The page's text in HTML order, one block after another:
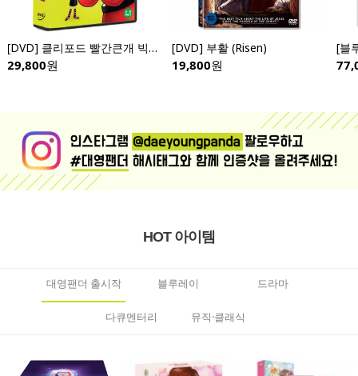
[DVD] 클리포드 빨간큰개 빅빅 전편 (10disc)- Clifford the Big Red Dog: Big Big
29,800원
[DVD] 부활 (Risen)
19,800원
HOT 아이템
대영팬더 출시작 블루레이 드라마
다큐멘터리 뮤직·클래식